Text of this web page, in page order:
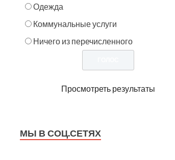
Одежда
Коммунальные услуги
Ничего из перечисленного
Просмотреть результаты
МЫ В СОЦ.СЕТЯХ